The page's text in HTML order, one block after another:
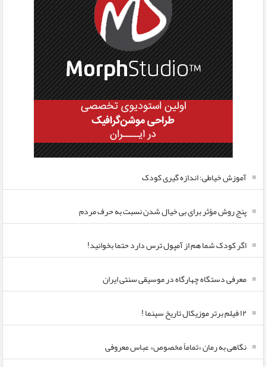
آموزش خیاطی: اندازه گیری کودک
پنج روش مؤثر برای بی خیال شدن نسبت به حرف مردم
اگر کودک شما هم از آمپول ترس دارد حتما بخوانید!
معرفی دستگاه چهارگاه در موسیقی سنتی ایران
۱۲ فیلم برتر موزیکال تاریخ سینما !
نگاهی به رمان «تماماً مخصوص» عباس معروفی